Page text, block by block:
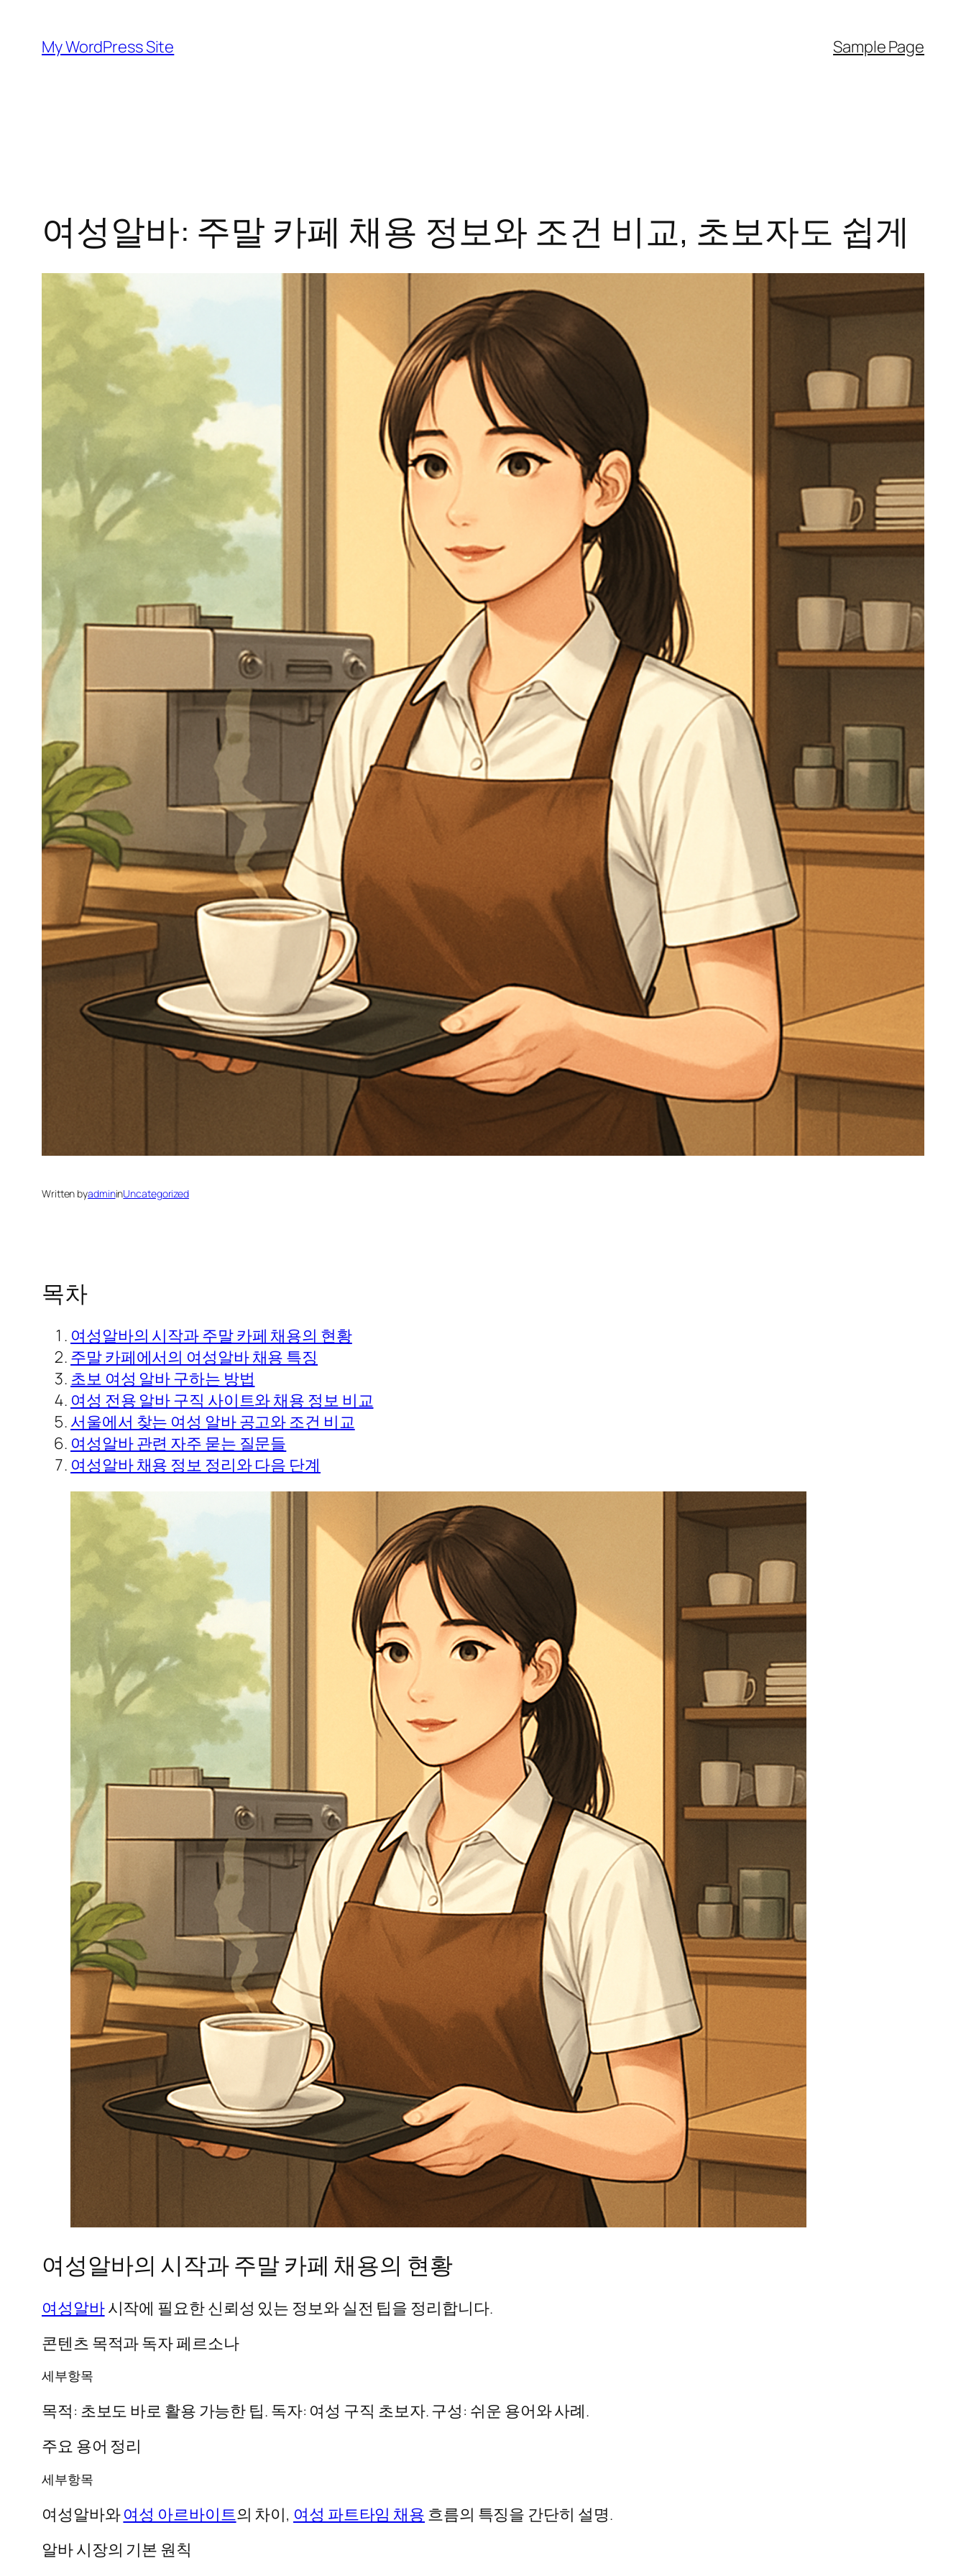
content
My WordPress Site Sample Page
여성알바: 주말 카페 채용 정보와 조건 비교, 초보자도 쉽게
Written byadmininUncategorized
목차
여성알바의 시작과 주말 카페 채용의 현황
주말 카페에서의 여성알바 채용 특징
초보 여성 알바 구하는 방법
여성 전용 알바 구직 사이트와 채용 정보 비교
서울에서 찾는 여성 알바 공고와 조건 비교
여성알바 관련 자주 묻는 질문들
여성알바 채용 정보 정리와 다음 단계
여성알바의 시작과 주말 카페 채용의 현황
여성알바시작에 필요한 신뢰성 있는 정보와 실전 팁을 정리합니다.
콘텐츠 목적과 독자 페르소나
세부항목
목적: 초보도 바로 활용 가능한 팁. 독자: 여성 구직 초보자. 구성: 쉬운 용어와 사례.
주요 용어 정리
세부항목
여성알바와여성 아르바이트의 차이, 여성 파트타임 채용 흐름의 특징을 간단히 설명.
알바 시장의 기본 원칙